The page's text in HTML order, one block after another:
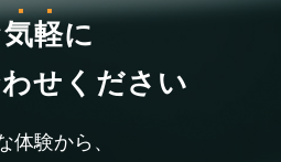
軽に
せください
体験から、